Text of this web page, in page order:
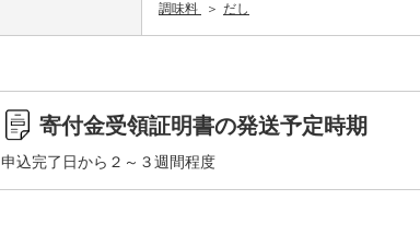
調味料
だし
寄付金受領証明書の発送予定時期
申込完了日から２～３週間程度